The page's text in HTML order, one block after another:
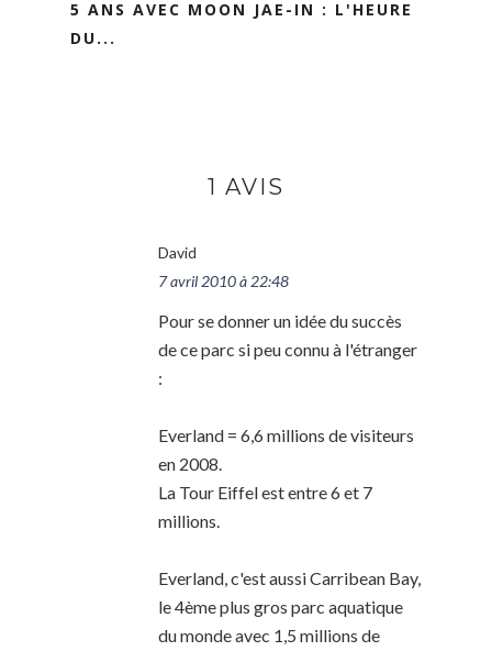
5 ANS AVEC MOON JAE-IN : L'HEURE
DU...
1 AVIS
David
7 avril 2010 à 22:48
Pour se donner un idée du succès
de ce parc si peu connu à l'étranger
:
Everland = 6,6 millions de visiteurs
en 2008.
La Tour Eiffel est entre 6 et 7
millions.
Everland, c'est aussi Carribean Bay,
le 4ème plus gros parc aquatique
du monde avec 1,5 millions de